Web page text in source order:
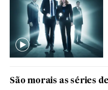
São morais as séries